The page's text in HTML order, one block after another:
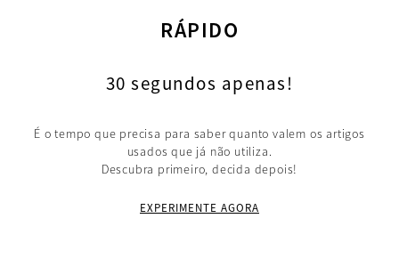
RÁPIDO
30 segundos apenas!
É o tempo que precisa para saber quanto valem os artigos
usados que já não utiliza.
Descubra primeiro, decida depois!
EXPERIMENTE AGORA